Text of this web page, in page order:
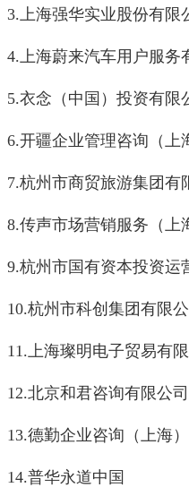
3.上海强华实业股份有限
4.上海蔚来汽车用户服务
5.衣念（中国）投资有限
6.开疆企业管理咨询（上
7.杭州市商贸旅游集团有
8.传声市场营销服务（上
9.杭州市国有资本投资运
10.杭州市科创集团有限
11.上海璨明电子贸易有限
12.北京和君咨询有限公
13.德勤企业咨询（上海
14.普华永道中国